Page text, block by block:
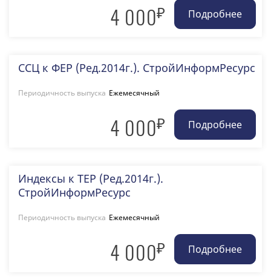
4 000₽
ССЦ к ФЕР (Ред.2014г.). СтройИнформРесурс
Периодичность выпуска Ежемесячный
4 000₽
Индексы к ТЕР (Ред.2014г.).
СтройИнформРесурс
Периодичность выпуска Ежемесячный
4 000₽